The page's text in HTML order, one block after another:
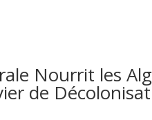
Nourrit les
de